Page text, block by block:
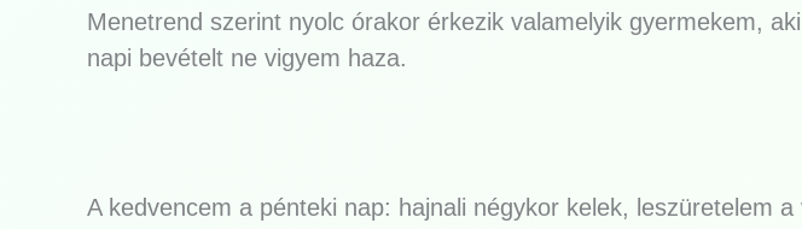
Menetrend szerint nyolc órakor érkezik valamelyik gyermekem,
napi bevételt ne vigyem haza.
A kedvencem a pénteki nap: hajnali négykor kelek, leszüretelem